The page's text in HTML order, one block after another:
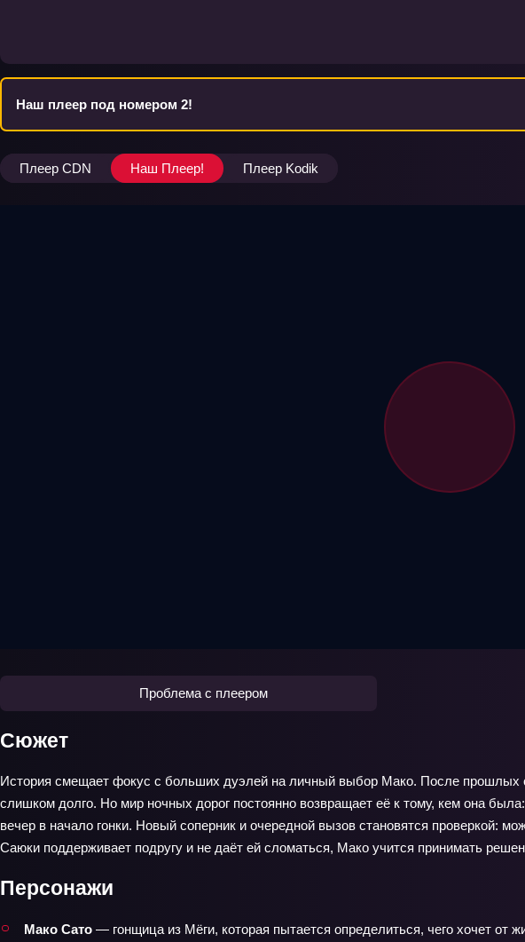
Наш плеер под номером 2!
Плеер CDN Наш Плеер! Плеер Kodik
Проблема с плеером
Сюжет
История смещает фокус с больших дуэлей на личный выбор Мако. После прошлых
слишком долго. Но мир ночных дорог постоянно возвращает её к тому, кем она
вечер в начало гонки. Новый соперник и очередной вызов становятся проверкой:
Саюки поддерживает подругу и не даёт ей сломаться, Мако учится принимать
Персонажи
Мако Сато — гонщица из Мёги, которая пытается определиться, чего хочет от